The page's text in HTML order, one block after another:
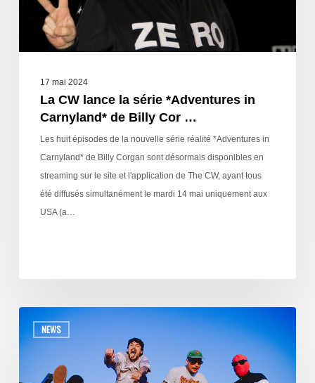
17 mai 2024
La CW lance la série *Adventures in
Carnyland* de Billy Cor …
Les huit épisodes de la nouvelle série réalité *Adventures in
Carnyland* de Billy Corgan sont désormais disponibles en
streaming sur le site et l'application de The CW, ayant tous
été diffusés simultanément le mardi 14 mai uniquement aux
USA (a…
NEWS